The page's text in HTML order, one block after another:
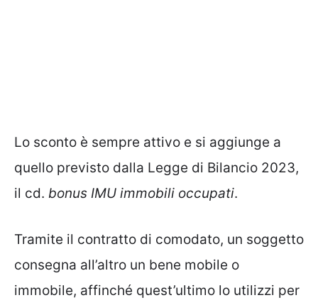
Lo sconto è sempre attivo e si aggiunge a
quello previsto dalla Legge di Bilancio 2023,
il cd. bonus IMU immobili occupati.
Tramite il contratto di comodato, un soggetto
consegna all’altro un bene mobile o
immobile, affinché quest’ultimo lo utilizzi per